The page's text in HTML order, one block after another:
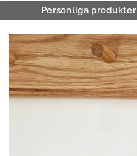
Personliga produkter